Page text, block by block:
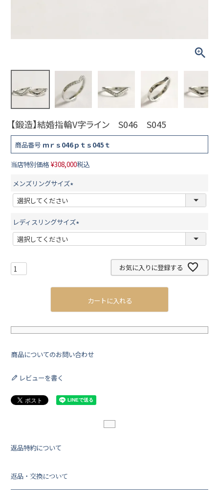
【鍛造】結婚指輪V字ライン S046 S045
商品番号 ｍｒｓ046ｐｔｓ045ｔ
当店特別価格 ¥308,000税込
メンズリングサイズ
必
須
)
レディスリングサイズ
必
お気に入りに登録する
カートに入れる
商品についてのお問い合わせ
レビューを書く
返品特約について
返品・交換について